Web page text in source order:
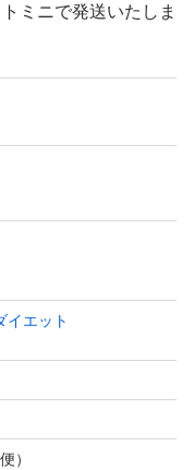
ミニで発送いたしま
イエット
）